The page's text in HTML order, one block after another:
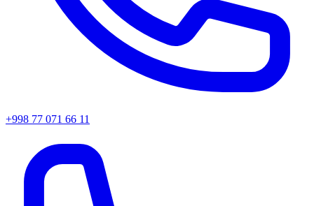
+998 77 071 66 11